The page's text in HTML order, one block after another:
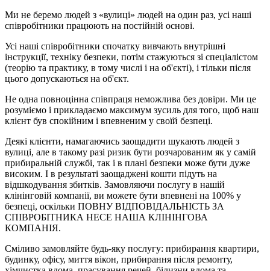
Ми не беремо людей з «вулиці» людей на один раз, усі наші
співробітники працюють на постійній основі.
Усі наші співробітники спочатку вивчають внутрішні
інструкції, техніку безпеки, потім стажуються зі спеціалістом
(теорію та практику, в тому числі і на об'єкті), і тільки після
цього допускаються на об'єкт.
Не одна повноцінна співпраця неможлива без довіри. Ми це
розуміємо і прикладаємо максимум зусиль для того, щоб наш
клієнт був спокійним і впевненим у своїй безпеці.
Деякі клієнти, намагаючись заощадити шукають людей з
вулиці, але в такому разі ризик бути розчарованим як у самій
прибиральній службі, так і в плані безпеки може бути дуже
високим. І в результаті заощаджені кошти підуть на
відшкодування збитків. Замовляючи послугу в нашій
клінінговій компанії, ви можете бути впевнені на 100% у
безпеці, оскільки ПОВНУ ВІДПОВІДАЛЬНІСТЬ ЗА
СПІВРОБІТНИКА НЕСЕ НАША КЛІНІНГОВА
КОМПАНІЯ.
Сміливо замовляйте будь-яку послугу: прибирання квартири,
будинку, офісу, миття вікон, прибирання після ремонту,